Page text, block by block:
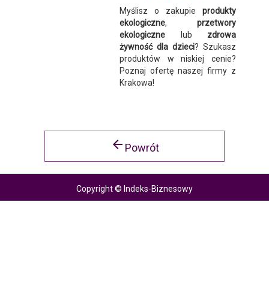
Myślisz o zakupie produkty
ekologiczne, przetwory
ekologiczne lub zdrowa
żywność dla dzieci? Szukasz
produktów w niskiej cenie?
Poznaj ofertę naszej firmy z
Krakowa!
arrow_back Powrót
Copyright © Indeks-Biznesowy